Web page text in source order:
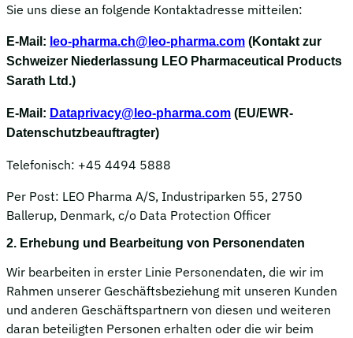
Sie uns diese an folgende Kontaktadresse mitteilen:
E-Mail: leo-pharma.ch@leo-pharma.com (Kontakt zur
Schweizer Niederlassung LEO Pharmaceutical Products
Sarath Ltd.)
E-Mail: Dataprivacy@leo-pharma.com (EU/EWR-
Datenschutzbeauftragter)
Telefonisch: +45 4494 5888
Per Post: LEO Pharma A/S, Industriparken 55, 2750
Ballerup, Denmark, c/o Data Protection Officer
2. Erhebung und Bearbeitung von Personendaten
Wir bearbeiten in erster Linie Personendaten, die wir im
Rahmen unserer Geschäftsbeziehung mit unseren Kunden
und anderen Geschäftspartnern von diesen und weiteren
daran beteiligten Personen erhalten oder die wir beim